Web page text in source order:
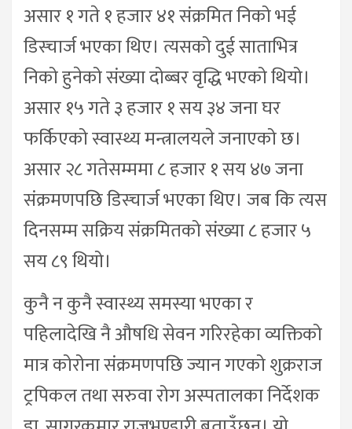
असार १ गते १ हजार ४१ संक्रमित निको भई
डिस्चार्ज भएका थिए। त्यसको दुई साताभित्र
निको हुनेको संख्या दोब्बर वृद्धि भएको थियो।
असार १५ गते ३ हजार १ सय ३४ जना घर
फर्किएको स्वास्थ्य मन्त्रालयले जनाएको छ।
असार २८ गतेसम्ममा ८ हजार १ सय ४७ जना
संक्रमणपछि डिस्चार्ज भएका थिए। जब कि त्यस
दिनसम्म सक्रिय संक्रमितको संख्या ८ हजार ५
सय ८९ थियो।
कुनै न कुनै स्वास्थ्य समस्या भएका र
पहिलादेखि नै औषधि सेवन गरिरहेका व्यक्तिको
मात्र कोरोना संक्रमणपछि ज्यान गएको शुक्रराज
ट्रपिकल तथा सरुवा रोग अस्पतालका निर्देशक